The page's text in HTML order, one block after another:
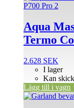
Aqua
Termo
2.628 SEK
I lager
Kan
Lägg till i vagn
Den